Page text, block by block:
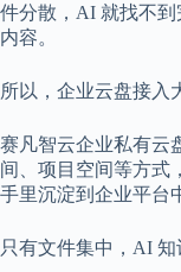
件分散，AI 就找不
内容。
所以，企业云盘接入
赛凡智云企业私有云
间、项目空间等方式
手里沉淀到企业平台
只有文件集中，AI 知